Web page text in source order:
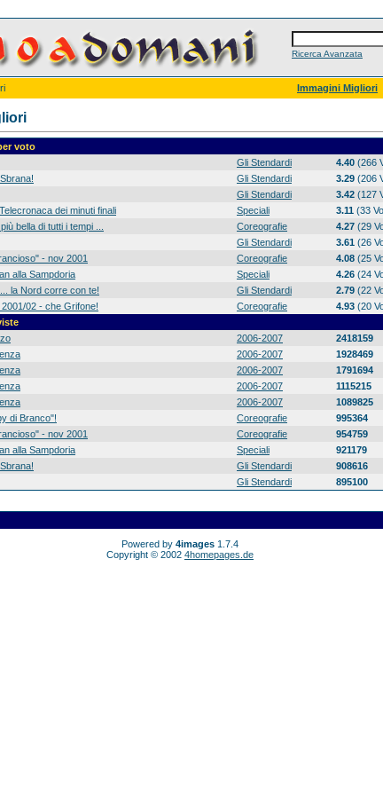
Ricerca Avanzata
Immagini Migliori
voto
Gli Stendardi 4.40 (266
Gli Stendardi 3.29 (206
Gli Stendardi 3.42 (127
dei minuti finali Speciali 3.11 (33
bella di tutti i tempi ... Coreografie 4.27 (29
Gli Stendardi 3.61 (26
- nov 2001 Coreografie 4.08 (25
alla Sampdoria Speciali 4.26 (24
la Nord corre con te! Gli Stendardi 2.79 (22
02 - che Grifone! Coreografie 4.93 (20
2006-2007
2418159
2006-2007
1928469
2006-2007
1791694
2006-2007
1115215
2006-2007
1089825
di Branco"! Coreografie
995364
- nov 2001 Coreografie
954759
alla Sampdoria Speciali
921179
Gli Stendardi
908616
Gli Stendardi 895100
Powered by 4images 1.7.4
Copyright © 2002 4homepages.de